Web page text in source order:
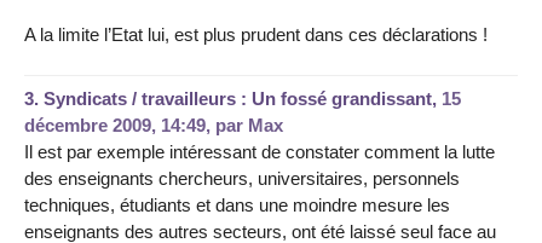
A la limite l’Etat lui, est plus prudent dans ces déclarations !
3. Syndicats / travailleurs : Un fossé grandissant, 15
décembre 2009, 14:49, par Max
Il est par exemple intéressant de constater comment la lutte
des enseignants chercheurs, universitaires, personnels
techniques, étudiants et dans une moindre mesure les
enseignants des autres secteurs, ont été laissé seul face au